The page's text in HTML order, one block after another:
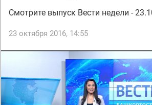
Смотрите выпуск Вести недели -
23 октября 2016, 14:55